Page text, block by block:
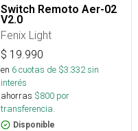
Switch Remoto Aer-02
V2.0
Fenix Light
$ 19.990
en 6cuotas de $3.332sin
interés
ahorras $800 por
transferencia.
Disponible